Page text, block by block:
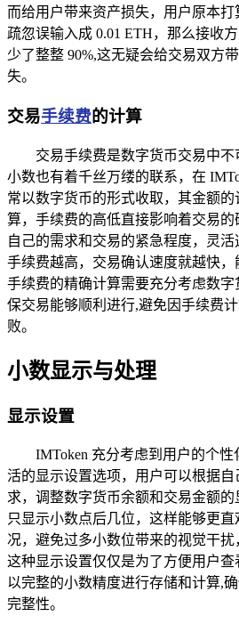
而给用户带来资产损失，用户原本
疏忽误输入成 0.01 ETH，那么接收
少了整整 90%,这无疑会给交易双方
失。
交易手续费的计算
交易手续费是数字货币交易中
小数也有着千丝万缕的联系，在
常以数字货币的形式收取，其金额
算，手续费的高低直接影响着交易
自己的需求和交易的紧急程度，灵活
手续费越高，交易确认速度就越快
手续费的精确计算需要充分考虑数
保交易能够顺利进行,避免因手续费
败。
小数显示与处理
显示设置
IMToken 充分考虑到用户的个
活的显示设置选项，用户可以根据
求，调整数字货币余额和交易金额
只显示小数点后几位，这样能够更
况，避免过多小数位带来的视觉干扰
这种显示设置仅仅是为了方便用户
以完整的小数精度进行存储和计算,
完整性。